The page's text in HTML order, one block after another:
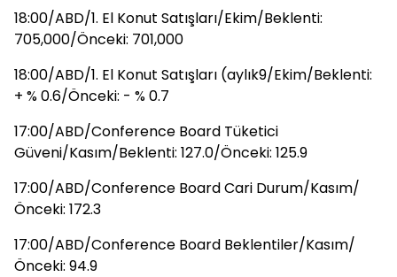
18:00/ABD/1. El Konut Satışları/Ekim/Beklenti:
705,000/Önceki: 701,000
18:00/ABD/1. El Konut Satışları (aylık9/Ekim/Beklenti:
+ % 0.6/Önceki: - % 0.7
17:00/ABD/Conference Board Tüketici
Güveni/Kasım/Beklenti: 127.0/Önceki: 125.9
17:00/ABD/Conference Board Cari Durum/Kasım/
Önceki: 172.3
17:00/ABD/Conference Board Beklentiler/Kasım/
Önceki: 94.9